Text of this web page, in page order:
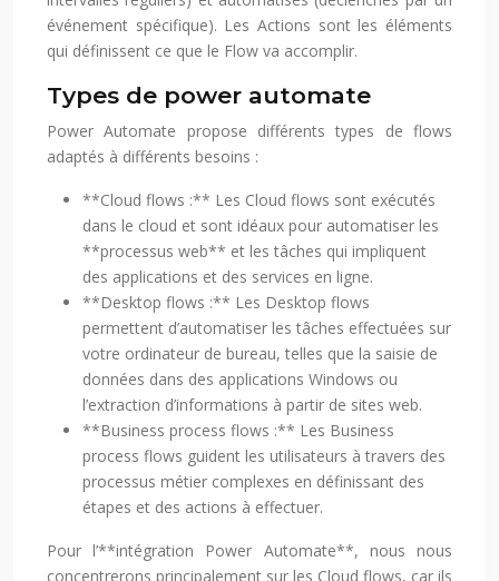
événement spécifique). Les Actions sont les éléments
qui définissent ce que le Flow va accomplir.
Types de power automate
Power Automate propose différents types de flows
adaptés à différents besoins :
**Cloud flows :** Les Cloud flows sont exécutés
dans le cloud et sont idéaux pour automatiser les
**processus web** et les tâches qui impliquent
des applications et des services en ligne.
**Desktop flows :** Les Desktop flows
permettent d’automatiser les tâches effectuées sur
votre ordinateur de bureau, telles que la saisie de
données dans des applications Windows ou
l’extraction d’informations à partir de sites web.
**Business process flows :** Les Business
process flows guident les utilisateurs à travers des
processus métier complexes en définissant des
étapes et des actions à effectuer.
Pour l’**intégration Power Automate**, nous nous
concentrerons principalement sur les Cloud flows, car ils